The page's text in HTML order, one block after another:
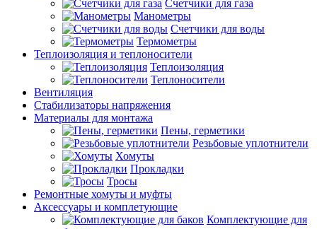
Счетчики для газа
Манометры
Счетчики для воды
Термометры
Теплоизоляция и теплоносители
Теплоизоляция
Теплоносители
Вентиляция
Стабилизаторы напряжения
Материалы для монтажа
Пены, герметики
Резьбовые уплотнители
Хомуты
Прокладки
Тросы
Ремонтные хомуты и муфты
Аксессуары и комплетующие
Комплектующие для